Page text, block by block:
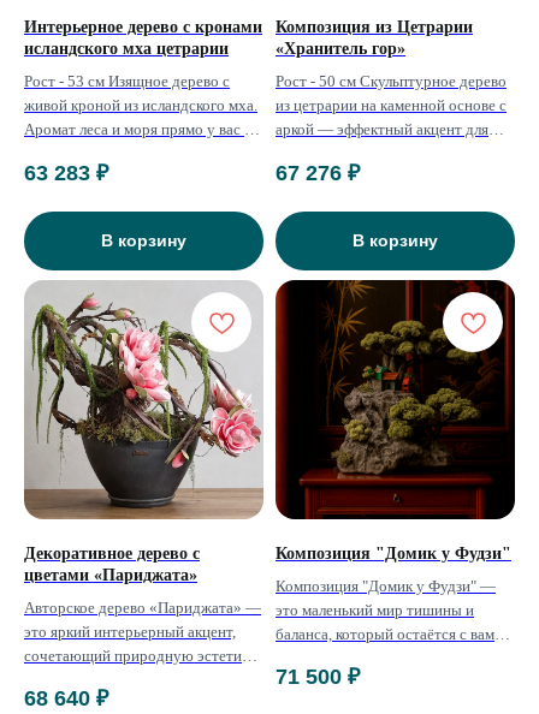
Интерьерное дерево с кронами
исландского мха цетрарии
Рост - 53 см Изящное дерево с
живой кроной из исландского мха.
Аромат леса и моря прямо у вас в
дыхательной системы и не требует
63 283 ₽
В корзину
Композиция из Цетрарии
«Хранитель гор»
Рост - 50 см Скульптурное дерево
из цетрарии на каменной основе с
аркой — эффектный акцент для
природу и эстетику.
67 276 ₽
В корзину
Декоративное дерево с
цветами «Париджата»
Авторское дерево «Париджата» —
это яркий интерьерный акцент,
сочетающий природную эстетику
композицию. Изящный ствол из
68 640 ₽
Композиция "Домик у Фудзи"
Композиция "Домик у Фудзи" —
это маленький мир тишины и
баланса, который остаётся с вами
71 500 ₽